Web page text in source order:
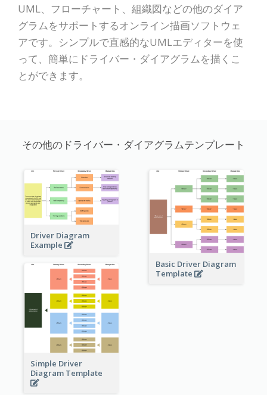
UML、フローチャート、組織図などの他のダイア
グラムをサポートするオンライン描画ソフトウェ
アです。シンプルで直感的なUMLエディターを使
って、簡単にドライバー・ダイアグラムを描くこ
とができます。
その他のドライバー・ダイアグラムテンプレート
Driver Diagram
Example
Basic Driver Diagram
Template
Simple Driver
Diagram Template